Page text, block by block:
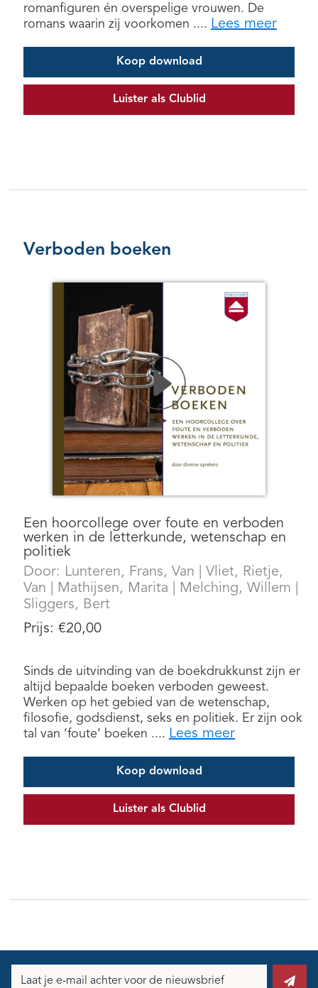
romanfiguren én overspelige vrouwen. De
romans waarin zij voorkomen .... Lees meer
Koop download
Luister als Clublid
Verboden boeken
Een hoorcollege over foute en verboden
werken in de letterkunde, wetenschap en
politiek
Door: Lunteren, Frans, Van
Vliet, Rietje,
Van
Mathijsen, Marita Melching, Willem
Sliggers, Bert
Prijs: €20,00
Sinds de uitvinding van de boekdrukkunst zijn er
altijd bepaalde boeken verboden geweest.
Werken op het gebied van de wetenschap,
filosofie, godsdienst, seks en politiek. Er zijn ook
tal van ‘foute’ boeken .... Lees meer
Koop download
Luister als Clublid
mailadres